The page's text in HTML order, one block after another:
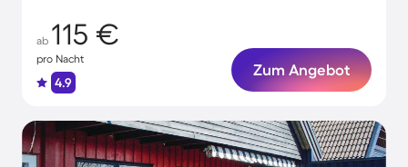
ab 115 €
pro Nacht
4.9
Zum Angebot